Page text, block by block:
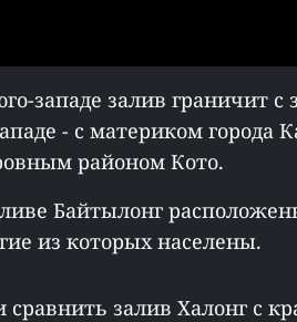
западе залив граничит с
- с материком города
районом Кото.
Байтылонг
из которых населены.
сравнить залив Халонг с